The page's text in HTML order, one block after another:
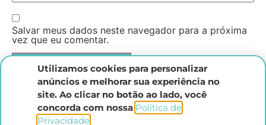
Salvar meus dados neste navegador para a próxima
vez que eu comentar.
Utilizamos cookies para personalizar
anúncios e melhorar sua experiência no
site. Ao clicar no botão ao lado, você
concorda com nossa Política de
Privacidade.​